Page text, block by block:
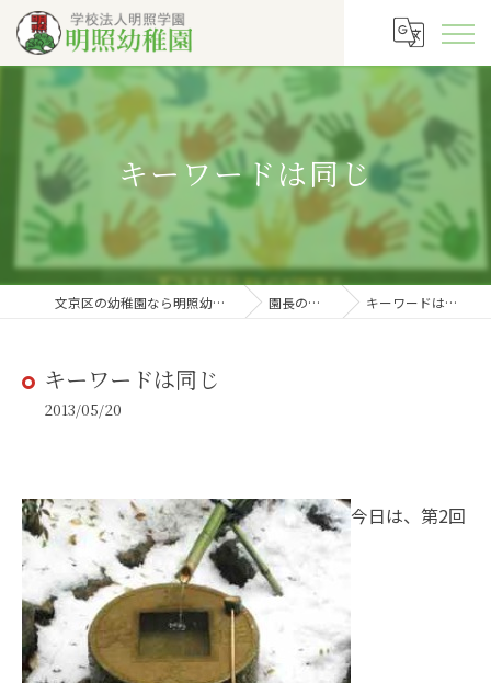
キーワードは同じ
文京区の幼稚園なら明照幼稚園 園長の徒然 キーワードは同じ
キーワードは同じ
2013/05/20
今日は、第2回